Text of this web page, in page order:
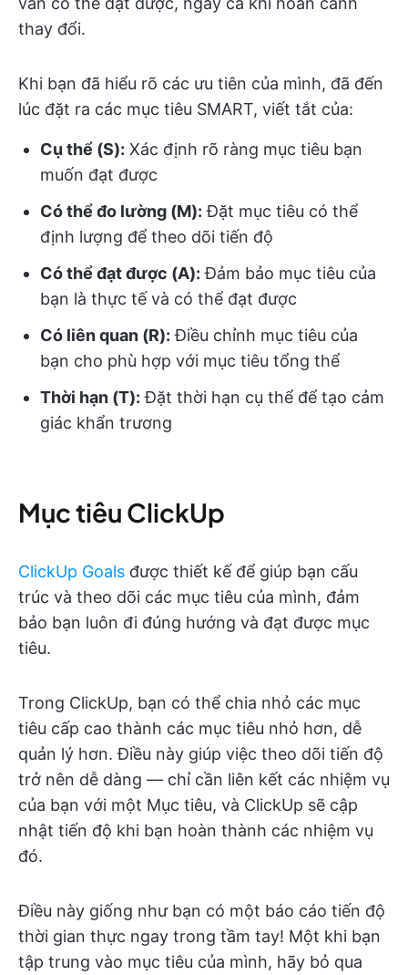
thay đổi.
Khi bạn đã hiểu rõ các ưu tiên của mình, đã đến
lúc đặt ra các mục tiêu SMART, viết tắt của:
Cụ thể (S): Xác định rõ ràng mục tiêu bạn
muốn đạt được
Có thể đo lường (M): Đặt mục tiêu có thể
định lượng để theo dõi tiến độ
Có thể đạt được (A): Đảm bảo mục tiêu của
bạn là thực tế và có thể đạt được
Có liên quan (R): Điều chỉnh mục tiêu của
bạn cho phù hợp với mục tiêu tổng thể
Thời hạn (T): Đặt thời hạn cụ thể để tạo cảm
giác khẩn trương
Mục tiêu ClickUp
ClickUp Goals được thiết kế để giúp bạn cấu
trúc và theo dõi các mục tiêu của mình, đảm
bảo bạn luôn đi đúng hướng và đạt được mục
tiêu.
Trong ClickUp, bạn có thể chia nhỏ các mục
tiêu cấp cao thành các mục tiêu nhỏ hơn, dễ
quản lý hơn. Điều này giúp việc theo dõi tiến độ
trở nên dễ dàng — chỉ cần liên kết các nhiệm vụ
của bạn với một Mục tiêu, và ClickUp sẽ cập
nhật tiến độ khi bạn hoàn thành các nhiệm vụ
đó.
Điều này giống như bạn có một báo cáo tiến độ
thời gian thực ngay trong tầm tay! Một khi bạn
tập trung vào mục tiêu của mình, hãy bỏ qua